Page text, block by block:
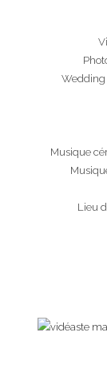
Wedding
Musique
Lieu